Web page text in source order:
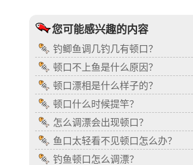
您可能感兴趣的内容
钓鲫鱼调几钓几有顿口？
顿口不上鱼是什么原因？
顿口漂相是什么样子的？
顿口什么时候提竿？
怎么调漂会出现顿口？
鱼口太轻看不见顿口怎么办？
钓鱼顿口怎么调漂？